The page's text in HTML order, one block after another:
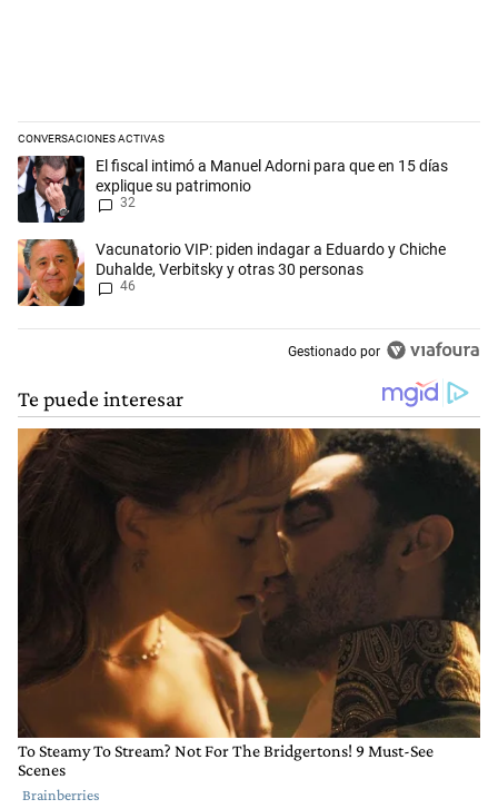
CONVERSACIONES ACTIVAS
Este listado muestra los artículos con más comentarios en los
Un artículo de tendencia con el título "El fiscal intimó a Manuel
El fiscal intimó a Manuel Adorni para que en 15 días
explique su patrimonio
32
Un artículo de tendencia con el título "Vacunatorio VIP: piden
Vacunatorio VIP: piden indagar a Eduardo y Chiche
Duhalde, Verbitsky y otras 30 personas
46
Gestionado por